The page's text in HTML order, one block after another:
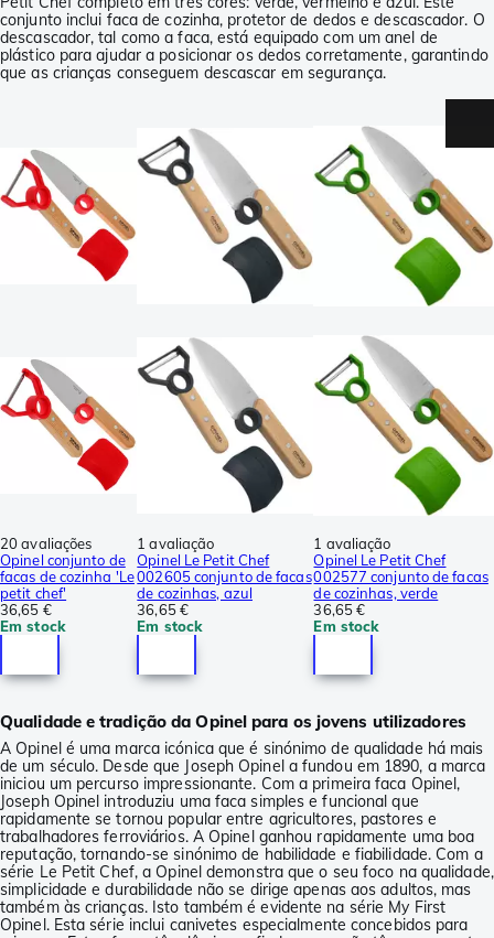
conjunto inclui faca de cozinha, protetor de dedos e descascador. O
descascador, tal como a faca, está equipado com um anel de
plástico para ajudar a posicionar os dedos corretamente, garantindo
que as crianças conseguem descascar em segurança.
20 avaliações
Opinel conjunto de
facas de cozinha 'Le
petit chef'
36,65 €
Em stock
1 avaliação
Opinel Le Petit Chef
002605 conjunto de facas
de cozinhas, azul
36,65 €
Em stock
1 avaliação
Opinel Le Petit Chef
002577 conjunto de facas
de cozinhas, verde
36,65 €
Em stock
Qualidade e tradição da Opinel para os jovens utilizadores
A Opinel é uma marca icónica que é sinónimo de qualidade há mais
de um século. Desde que Joseph Opinel a fundou em 1890, a marca
iniciou um percurso impressionante. Com a primeira faca Opinel,
Joseph Opinel introduziu uma faca simples e funcional que
rapidamente se tornou popular entre agricultores, pastores e
trabalhadores ferroviários. A Opinel ganhou rapidamente uma boa
reputação, tornando-se sinónimo de habilidade e fiabilidade. Com a
série Le Petit Chef, a Opinel demonstra que o seu foco na qualidade,
simplicidade e durabilidade não se dirige apenas aos adultos, mas
também às crianças. Isto também é evidente na série My First
Opinel. Esta série inclui canivetes especialmente concebidos para